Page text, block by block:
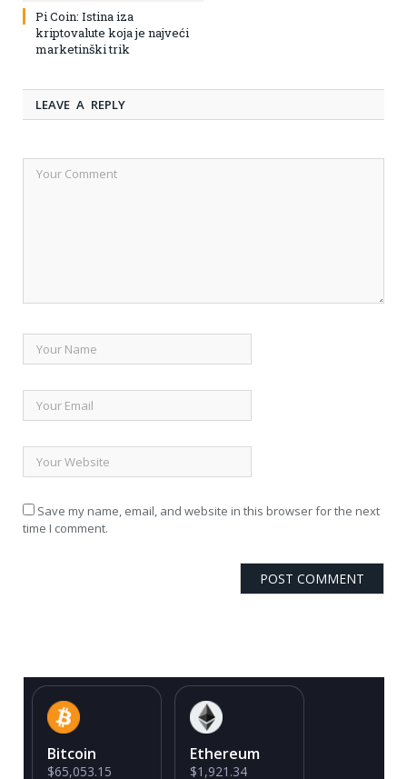
Pi Coin: Istina iza
kriptovalute koja je najveći
marketinški trik
LEAVE A REPLY
Save my name, email, and website in this browser for the next
time I comment.
Bitcoin
$65,053.15
Ethereum
$1,921.34